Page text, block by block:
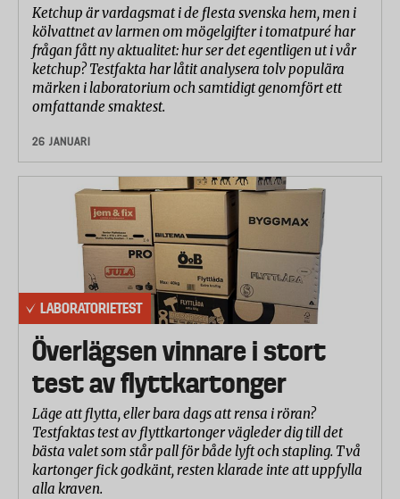
Ketchup är vardagsmat i de flesta svenska hem, men i
kölvattnet av larmen om mögelgifter i tomatpuré har
frågan fått ny aktualitet: hur ser det egentligen ut i vår
ketchup? Testfakta har låtit analysera tolv populära
märken i laboratorium och samtidigt genomfört ett
omfattande smaktest.
26 JANUARI
LABORATORIETEST
Överlägsen vinnare i stort
test av flyttkartonger
Läge att flytta, eller bara dags att rensa i röran?
Testfaktas test av flyttkartonger vägleder dig till det
bästa valet som står pall för både lyft och stapling. Två
kartonger fick godkänt, resten klarade inte att uppfylla
alla kraven.